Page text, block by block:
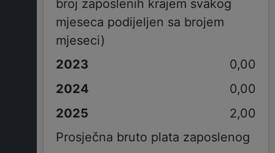
broj zaposlenih krajem svakog
mjeseca podijeljen sa brojem
mjeseci)
0,00
0,00
2,00
Prosječna bruto plata zaposlenog